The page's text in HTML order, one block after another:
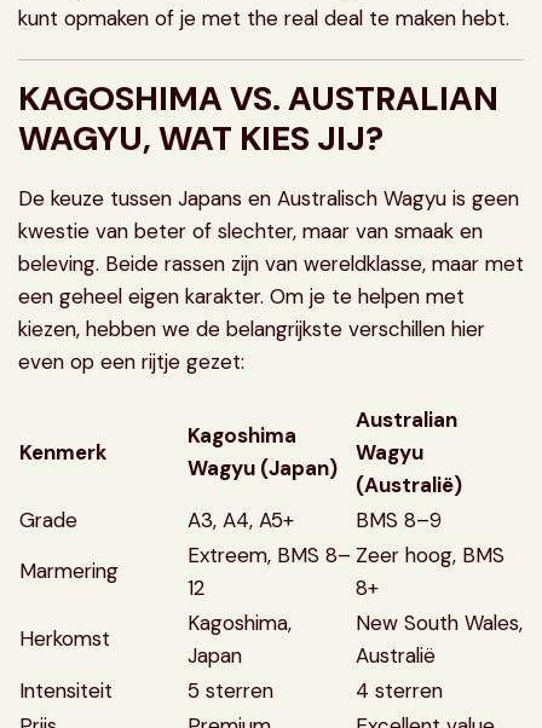
kunt opmaken of je met the real deal te maken hebt.
KAGOSHIMA VS. AUSTRALIAN
WAGYU, WAT KIES JIJ?
De keuze tussen Japans en Australisch Wagyu is geen
kwestie van beter of slechter, maar van smaak en
beleving. Beide rassen zijn van wereldklasse, maar met
een geheel eigen karakter. Om je te helpen met
kiezen, hebben we de belangrijkste verschillen hier
even op een rijtje gezet:
Kenmerk
Kagoshima
Wagyu (Japan)
Australian
Wagyu
(Australië)
Grade
A3, A4, A5+
BMS 8–9
Marmering
Extreem, BMS 8–
12
Zeer hoog, BMS
8+
Herkomst
Kagoshima,
Japan
New South Wales,
Australië
Intensiteit
5 sterren
4 sterren